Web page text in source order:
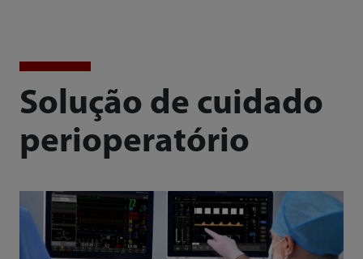
Solução de cuidado
perioperatório